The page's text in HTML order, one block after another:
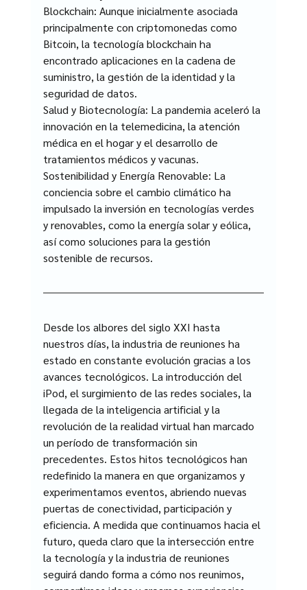
Blockchain: Aunque inicialmente asociada
principalmente con criptomonedas como
Bitcoin, la tecnología blockchain ha
encontrado aplicaciones en la cadena de
suministro, la gestión de la identidad y la
seguridad de datos.
Salud y Biotecnología: La pandemia aceleró la
innovación en la telemedicina, la atención
médica en el hogar y el desarrollo de
tratamientos médicos y vacunas.
Sostenibilidad y Energía Renovable: La
conciencia sobre el cambio climático ha
impulsado la inversión en tecnologías verdes
y renovables, como la energía solar y eólica,
así como soluciones para la gestión
sostenible de recursos.
Desde los albores del siglo XXI hasta
nuestros días, la industria de reuniones ha
estado en constante evolución gracias a los
avances tecnológicos. La introducción del
iPod, el surgimiento de las redes sociales, la
llegada de la inteligencia artificial y la
revolución de la realidad virtual han marcado
un período de transformación sin
precedentes. Estos hitos tecnológicos han
redefinido la manera en que organizamos y
experimentamos eventos, abriendo nuevas
puertas de conectividad, participación y
eficiencia. A medida que continuamos hacia el
futuro, queda claro que la intersección entre
la tecnología y la industria de reuniones
seguirá dando forma a cómo nos reunimos,